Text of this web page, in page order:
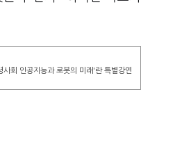
회 인공지능과 로봇의 미래'란 특별강연